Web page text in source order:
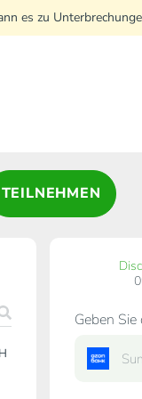
es zu
TEILNEHMEN
Geben